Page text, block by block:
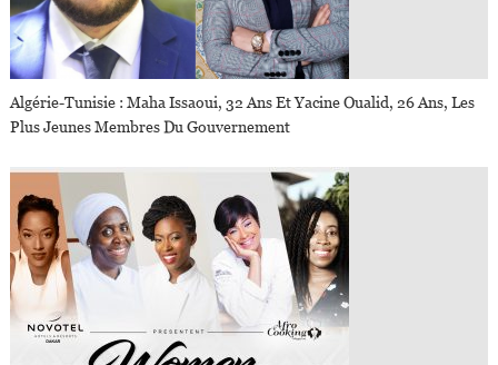
Algérie-Tunisie : Maha Issaoui, 32 Ans Et Yacine Oualid, 26 Ans, Les
Plus Jeunes Membres Du Gouvernement